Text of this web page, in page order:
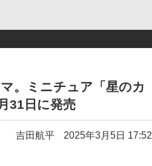
。ミニチュア「星のカ
31日に発売
吉田航平 2025年3月5日 17:52